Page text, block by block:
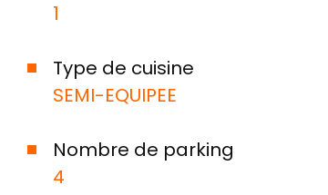
1
Type de cuisine
SEMI-EQUIPEE
Nombre de parking
4